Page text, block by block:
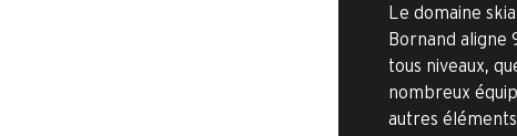
Le domaine
Bornand aligne
tous niveaux,
nombreux
autres